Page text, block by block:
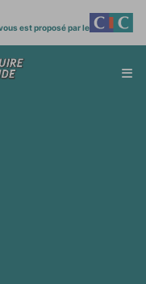
est proposé par le
menu